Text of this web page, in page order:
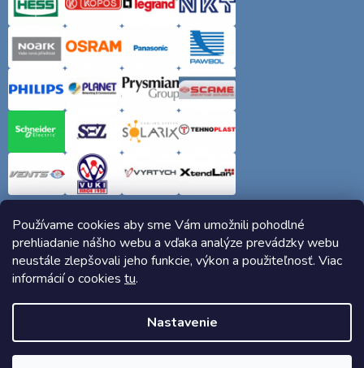
Používame cookies aby sme Vám umožnili pohodlné
prehliadanie nášho webu a vďaka analýze prevádzky webu
neustále zlepšovali jeho funkcie, výkon a použiteľnosť. Viac
informácií o cookies tu.
Nastavenie
Copyright 2026Elektro-siete.sk. Všetky práva vyhradené.